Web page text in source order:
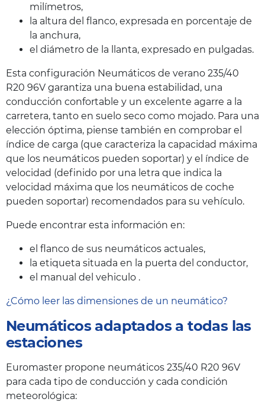
milímetros,
la altura del flanco, expresada en porcentaje de
la anchura,
el diámetro de la llanta, expresado en pulgadas.
Esta configuración Neumáticos de verano 235/40
R20 96V garantiza una buena estabilidad, una
conducción confortable y un excelente agarre a la
carretera, tanto en suelo seco como mojado. Para una
elección óptima, piense también en comprobar el
índice de carga (que caracteriza la capacidad máxima
que los neumáticos pueden soportar) y el índice de
velocidad (definido por una letra que indica la
velocidad máxima que los neumáticos de coche
pueden soportar) recomendados para su vehículo.
Puede encontrar esta información en:
el flanco de sus neumáticos actuales,
la etiqueta situada en la puerta del conductor,
el manual del vehiculo .
¿Cómo leer las dimensiones de un neumático?
Neumáticos adaptados a todas las
estaciones
Euromaster propone neumáticos 235/40 R20 96V
para cada tipo de conducción y cada condición
meteorológica: